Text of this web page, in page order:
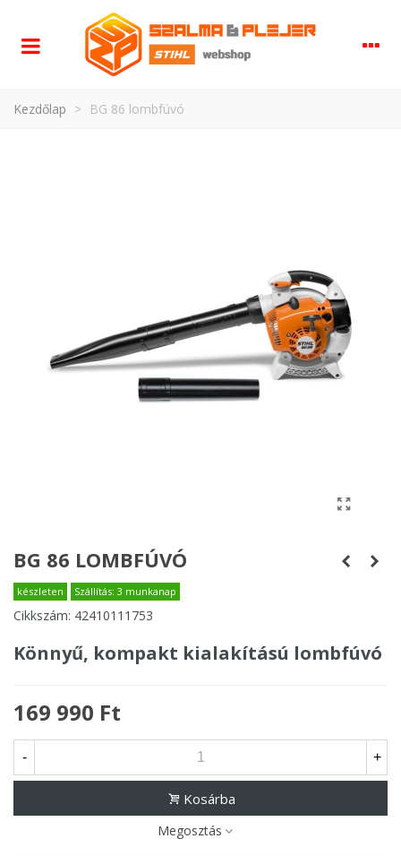
Kezdőlap > BG 86 lombfúvó
BG 86 LOMBFÚVÓ
készleten Szállítás: 3 munkanap
Cikkszám: 42410111753
Könnyű, kompakt kialakítású lombfúvó
169 990 Ft
- +
Kosárba
Megosztás